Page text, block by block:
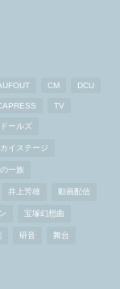
CM DCU
TV
ールズ
カイステージ
一族
井上芳雄 動画配信
宝塚幻想曲
研音 舞台